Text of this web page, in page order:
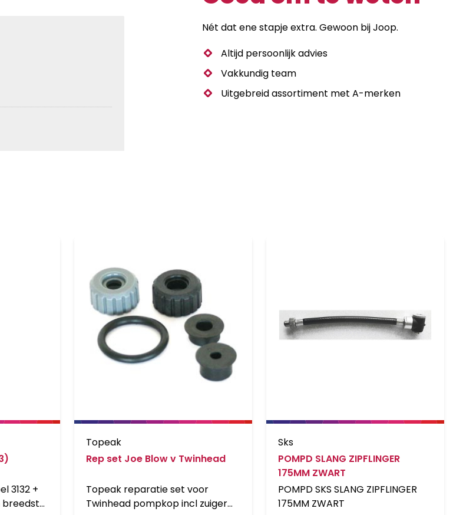
Nét dat ene stapje extra. Gewoon bij Joop.
Altijd persoonlijk advies
Vakkundig team
Uitgebreid assortiment met A-merken
3132 +
breedste
Topeak
Rep set Joe Blow v Twinhead
Topeak reparatie set voor
Twinhead pompkop incl zuiger
Sks
POMPD SLANG ZIPFLINGER
175MM ZWART
POMPD SKS SLANG ZIPFLINGER
175MM ZWART